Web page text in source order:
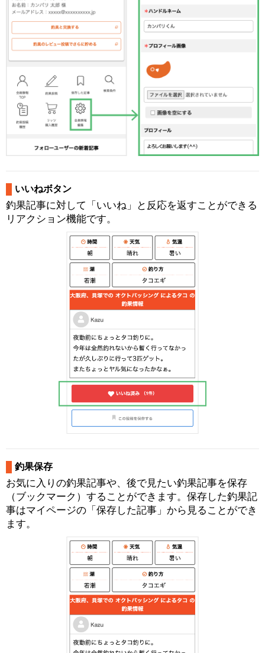
いいねボタン
釣果記事に対して「いいね」と反応を返すことができる
リアクション機能です。
釣果保存
お気に入りの釣果記事や、後で見たい釣果記事を保存
（ブックマーク）することができます。保存した釣果記
事はマイページの「保存した記事」から見ることができ
ます。